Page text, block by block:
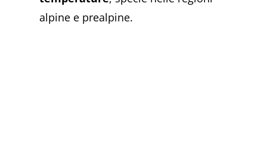
alpine e prealpine.